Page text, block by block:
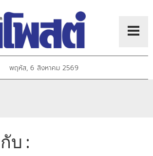
พฤหัส, 6 สิงหาคม 2569
บ :